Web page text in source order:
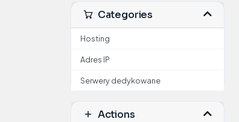
Categories
Hosting
Adres IP
Serwery dedykowane
Actions